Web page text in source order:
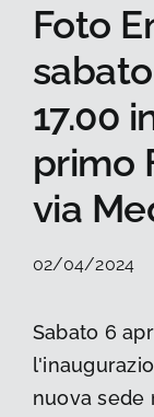
Audio
Droni
Accessori
Cerca
per:
Foto
17.00
primo
via
02/04/2024
Sabato 6
nuova sede